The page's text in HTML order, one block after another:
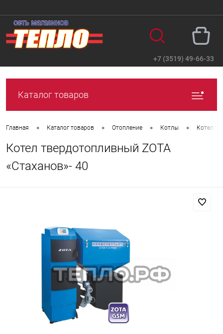
+7 (3519) 49-66-33
Каталог товаров
Главная • Каталог товаров • Отопление • Котлы • Котел
Котел твердотопливный ZOTA
«Стаханов»- 40